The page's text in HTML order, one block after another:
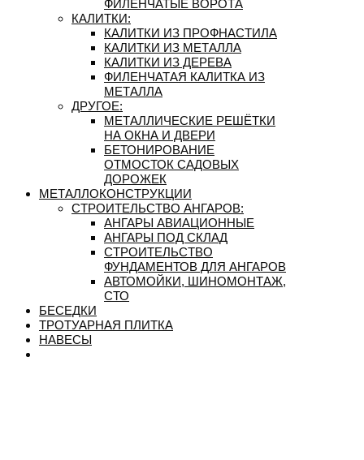
ФИЛЕНЧАТЫЕ ВОРОТА
КАЛИТКИ:
КАЛИТКИ ИЗ ПРОФНАСТИЛА
КАЛИТКИ ИЗ МЕТАЛЛА
КАЛИТКИ ИЗ ДЕРЕВА
ФИЛЕНЧАТАЯ КАЛИТКА ИЗ
МЕТАЛЛА
ДРУГОЕ:
МЕТАЛЛИЧЕСКИЕ РЕШЁТКИ
НА ОКНА И ДВЕРИ
БЕТОНИРОВАНИЕ
ОТМОСТОК САДОВЫХ
ДОРОЖЕК
МЕТАЛЛОКОНСТРУКЦИИ
СТРОИТЕЛЬСТВО АНГАРОВ:
АНГАРЫ АВИАЦИОННЫЕ
АНГАРЫ ПОД СКЛАД
СТРОИТЕЛЬСТВО
ФУНДАМЕНТОВ ДЛЯ АНГАРОВ
АВТОМОЙКИ, ШИНОМОНТАЖ,
СТО
БЕСЕДКИ
ТРОТУАРНАЯ ПЛИТКА
НАВЕСЫ